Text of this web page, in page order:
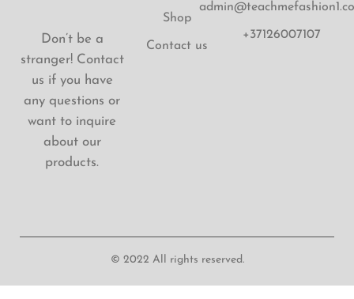
Don’t be a
stranger! Contact
us if you have
any questions or
want to inquire
about our
products.
Shop
Contact us
+37126007107
© 2022 All rights reserved.